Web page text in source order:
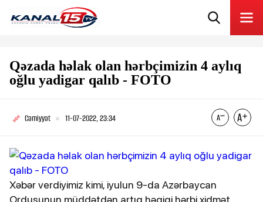
Qəzada həlak olan hərbçimizin 4 aylıq
oğlu yadigar qalıb - FOTO
Cəmiyyət 11-07-2022, 23:34
Xəbər verdiyimiz kimi, iyulun 9-da Azərbaycan
Ordusunun müddətdən artıq həqiqi hərbi xidmət